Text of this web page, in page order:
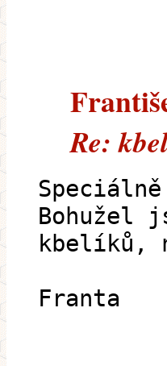
Re:
Bohužel
kbelíků,
Franta